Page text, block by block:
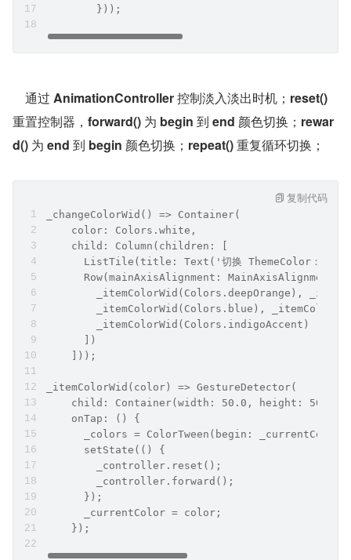
        }));
通过 AnimationController 控制淡入淡出时机； reset()
重置控制器， forward() 为 begin 到 end 颜色切换； rewar
d() 为 end 到 begin 颜色切换； repeat() 重复循环切换；
_changeColorWid() => Container(
    color: Colors.white,
    child: Column(children: [
      ListTile(title: Text('切换 ThemeColor：')),
Row(mainAxisAlignment:
_itemColorWid(Colors.deepOrange),
_itemColorWid(Colors.blue),
        _itemColorWid(Colors.indigoAccent)
      ])
    ]));
_itemColorWid(color) => GestureDetector(
child: Container(width: 50.0, height: 50.0,
    onTap: () {
_colors = ColorTween(begin:
      setState(() {
        _controller.reset();
        _controller.forward();
      });
      _currentColor = color;
    });
复制代码